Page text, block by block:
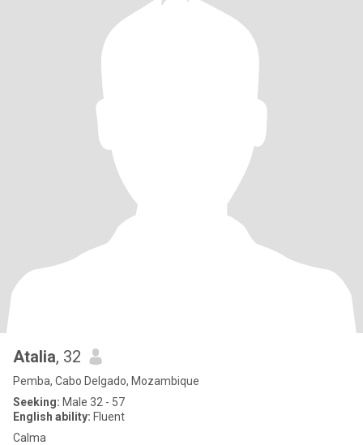
Atalia, 32
Pemba, Cabo Delgado, Mozambique
Seeking: Male 32 - 57
English ability: Fluent
Calma